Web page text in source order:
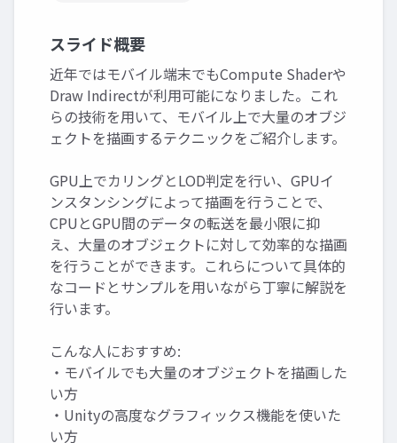
スライド概要
近年ではモバイル端末でもCompute Shaderや
Draw Indirectが利用可能になりました。これ
らの技術を用いて、モバイル上で大量のオブジ
ェクトを描画するテクニックをご紹介します。
GPU上でカリングとLOD判定を行い、GPUイ
ンスタンシングによって描画を行うことで、
CPUとGPU間のデータの転送を最小限に抑
え、大量のオブジェクトに対して効率的な描画
を行うことができます。これらについて具体的
なコードとサンプルを用いながら丁寧に解説を
行います。
こんな人におすすめ:
・モバイルでも大量のオブジェクトを描画した
い方
・Unityの高度なグラフィックス機能を使いた
い方